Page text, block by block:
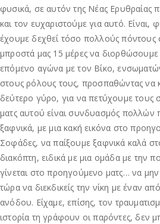
φυσικά, σε αυτόν της Νέας Ερυθραίας
και τον ευχαριστούμε για αυτό.
έχουμε δεχθεί τόσο πολλούς πόντους
μπροστά μας 15 μέρες να
επόμενο αγώνα με τον Βίκο,
στους ρόλους τους, προσπαθώντας να
δεύτερο γύρο, για να πετύχουμε τους
ματς αυτού είναι συνδυασμός πολλών
ξαφνικά, με μια κακή εικόνα στο
Σοφάδες, να παίξουμε ξαφνικά καλά
διακόπτη, ειδικά με μια ομάδα με την
γίνεται στο προηγούμενο ματς… να
τώρα να διεκδικείς την νίκη με έναν
ανόδου. Είχαμε, επίσης, τον
ιστορία τη γράφουν οι παρόντες, δεν